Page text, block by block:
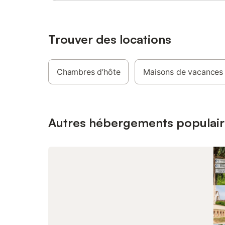
Activités
Trouver des locations
Chambres d’hôte Maisons de vacances
Autres hébergements